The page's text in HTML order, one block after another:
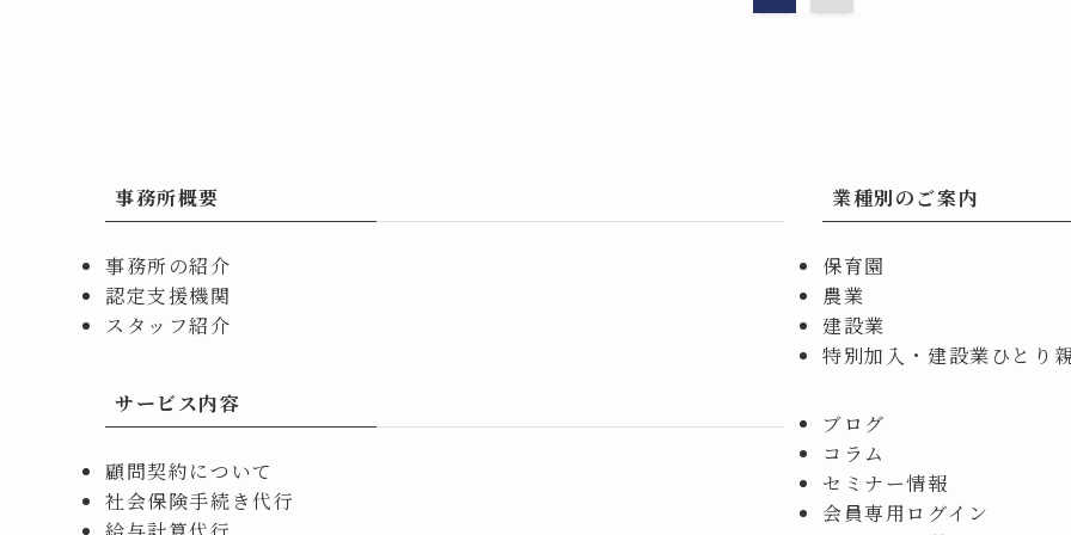
事務所概要
事務所の紹介
認定支援機関
スタッフ紹介
サービス内容
顧問契約について
社会保険手続き代行
業種別のご案内
保育園
農業
建設業
特別加入・建設業ひとり
ブログ
コラム
セミナー情報
会員専用ログイン